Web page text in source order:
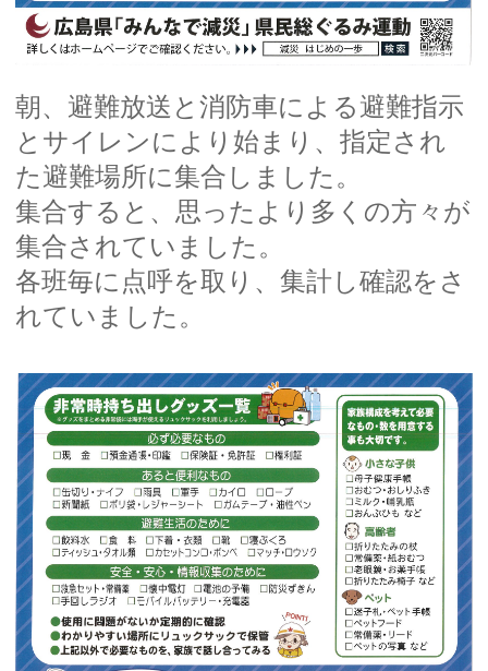
朝、避難放送と消防車による避難指示
とサイレンにより始まり、指定され
た避難場所に集合しました。
集合すると、思ったより多くの方々が
集合されていました。
各班毎に点呼を取り、集計し確認をさ
れていました。